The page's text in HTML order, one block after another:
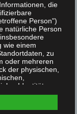
die
Person")
natürliche Person
wie einem
zu
oder mehreren
der physischen,
Identität
werden